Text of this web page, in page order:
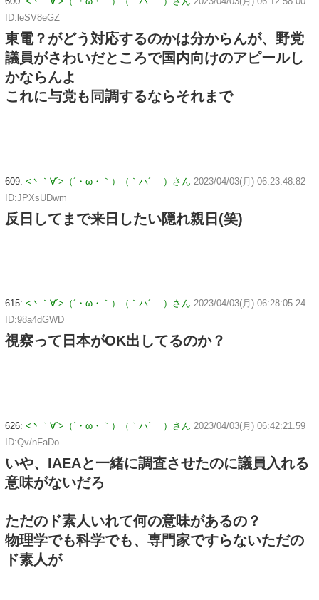
ID:leSV8eGZ
東電？がどう対応するのかは分からんが、野党
議員がさわいだところで国内向けのアピールし
かならんよ
これに与党も同調するならそれまで
609: <丶｀∀´>（´・ω・｀）（｀ハ´ ）さん 2023/04/03(月) 06:23:48.82
ID:JPXsUDwm
反日してまで来日したい隠れ親日(笑)
615: <丶｀∀´>（´・ω・｀）（｀ハ´ ）さん 2023/04/03(月) 06:28:05.24
ID:98a4dGWD
視察って日本がOK出してるのか？
626: <丶｀∀´>（´・ω・｀）（｀ハ´ ）さん 2023/04/03(月) 06:42:21.59
ID:Qv/nFaDo
いや、IAEAと一緒に調査させたのに議員入れる
意味がないだろ
ただのド素人いれて何の意味があるの？
物理学でも科学でも、専門家ですらないただの
ド素人が